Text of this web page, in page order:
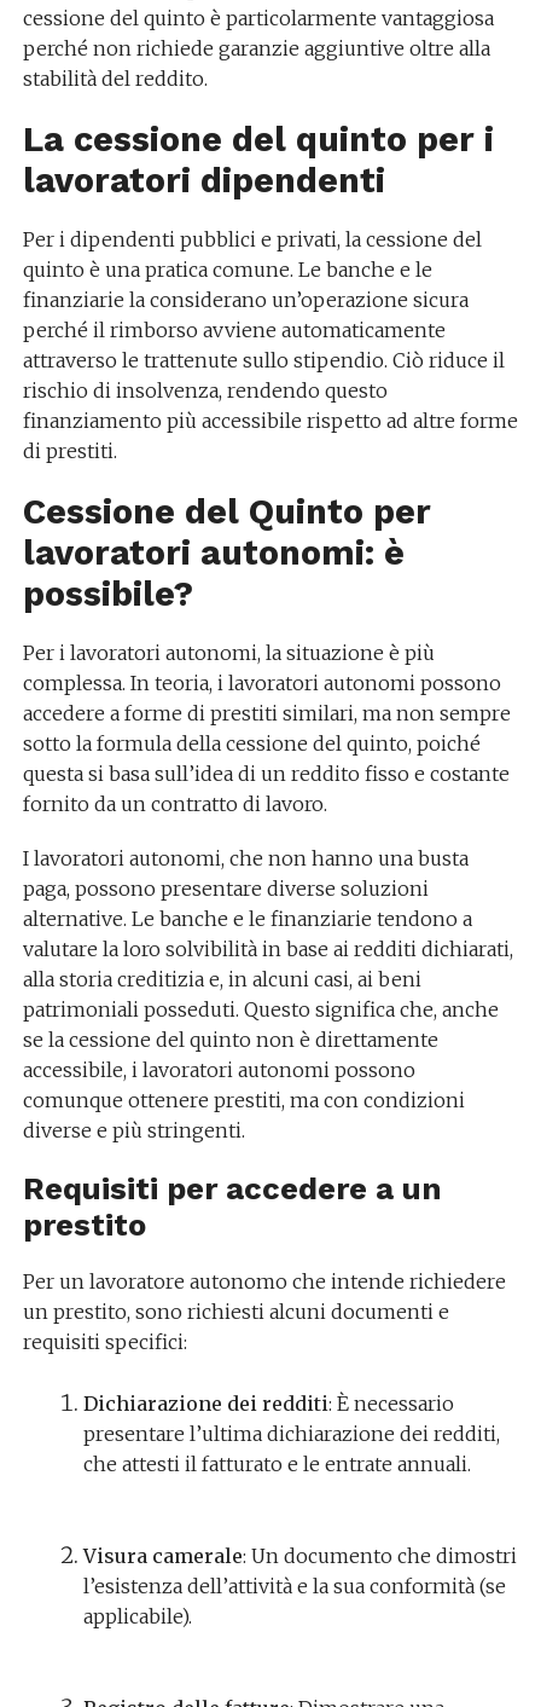
cessione del quinto è particolarmente vantaggiosa
perché non richiede garanzie aggiuntive oltre alla
stabilità del reddito.
La cessione del quinto per i
lavoratori dipendenti
Per i dipendenti pubblici e privati, la cessione del
quinto è una pratica comune. Le banche e le
finanziarie la considerano un’operazione sicura
perché il rimborso avviene automaticamente
attraverso le trattenute sullo stipendio. Ciò riduce il
rischio di insolvenza, rendendo questo
finanziamento più accessibile rispetto ad altre forme
di prestiti.
Cessione del Quinto per
lavoratori autonomi: è
possibile?
Per i lavoratori autonomi, la situazione è più
complessa. In teoria, i lavoratori autonomi possono
accedere a forme di prestiti similari, ma non sempre
sotto la formula della cessione del quinto, poiché
questa si basa sull’idea di un reddito fisso e costante
fornito da un contratto di lavoro.
I lavoratori autonomi, che non hanno una busta
paga, possono presentare diverse soluzioni
alternative. Le banche e le finanziarie tendono a
valutare la loro solvibilità in base ai redditi dichiarati,
alla storia creditizia e, in alcuni casi, ai beni
patrimoniali posseduti. Questo significa che, anche
se la cessione del quinto non è direttamente
accessibile, i lavoratori autonomi possono
comunque ottenere prestiti, ma con condizioni
diverse e più stringenti.
Requisiti per accedere a un
prestito
Per un lavoratore autonomo che intende richiedere
un prestito, sono richiesti alcuni documenti e
requisiti specifici:
Dichiarazione dei redditi: È necessario
presentare l’ultima dichiarazione dei redditi,
che attesti il fatturato e le entrate annuali.
Visura camerale: Un documento che dimostri
l’esistenza dell’attività e la sua conformità (se
applicabile).